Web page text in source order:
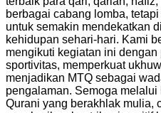
berbagai cabang lomba,
untuk semakin mendekatkan
kehidupan sehari-hari. Kami
mengikuti kegiatan ini
sportivitas, memperkuat
menjadikan MTQ sebagai
pengalaman. Semoga
Qurani yang berakhlak mulia,